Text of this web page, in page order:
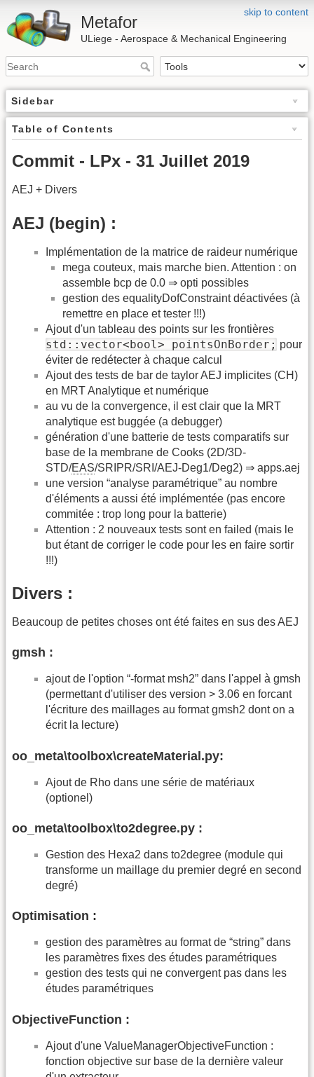
skip to content
Metafor
ULiege - Aerospace & Mechanical Engineering
Sidebar
Table of Contents
Commit - LPx - 31 Juillet 2019
AEJ + Divers
AEJ (begin) :
Implémentation de la matrice de raideur numérique
mega couteux, mais marche bien. Attention : on
assemble bcp de 0.0 ⇒ opti possibles
gestion des equalityDofConstraint déactivées (à
remettre en place et tester !!!)
Ajout d'un tableau des points sur les frontières
std::vector<bool> pointsOnBorder; pour
éviter de redétecter à chaque calcul
Ajout des tests de bar de taylor AEJ implicites (CH)
en MRT Analytique et numérique
au vu de la convergence, il est clair que la MRT
analytique est buggée (a debugger)
génération d'une batterie de tests comparatifs sur
base de la membrane de Cooks (2D/3D-
STD/EAS/SRIPR/SRI/AEJ-Deg1/Deg2) ⇒ apps.aej
une version “analyse paramétrique” au nombre
d'éléments a aussi été implémentée (pas encore
commitée : trop long pour la batterie)
Attention : 2 nouveaux tests sont en failed (mais le
but étant de corriger le code pour les en faire sortir
!!!)
Divers :
Beaucoup de petites choses ont été faites en sus des AEJ
gmsh :
ajout de l'option “-format msh2” dans l'appel à gmsh
(permettant d'utiliser des version > 3.06 en forcant
l'écriture des maillages au format gmsh2 dont on a
écrit la lecture)
oo_meta\toolbox\createMaterial.py:
Ajout de Rho dans une série de matériaux
(optionel)
oo_meta\toolbox\to2degree.py :
Gestion des Hexa2 dans to2degree (module qui
transforme un maillage du premier degré en second
degré)
Optimisation :
gestion des paramètres au format de “string” dans
les paramètres fixes des études paramétriques
gestion des tests qui ne convergent pas dans les
études paramétriques
ObjectiveFunction :
Ajout d'une ValueManagerObjectiveFunction :
fonction objective sur base de la dernière valeur